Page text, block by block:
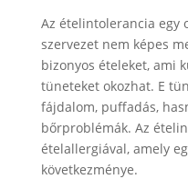
Az ételintolerancia egy
szervezet nem képes
bizonyos ételeket, ami
tüneteket okozhat. E
fájdalom, puffadás,
bőrproblémák. Az
ételallergiával, amely
következménye.